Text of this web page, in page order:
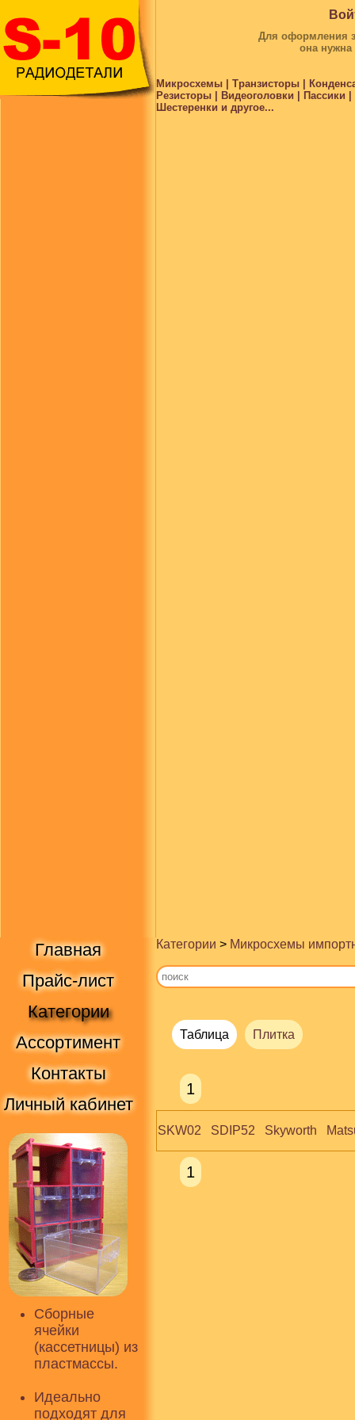
Для оформления
она
Микросхемы | Транзисторы |
Резисторы | Видеоголовки |
Шестеренки и другое...
Главная
Прайс-лист
Категории
Ассортимент
Контакты
Личный кабинет
Сборные
ячейки
(кассетницы) из
пластмассы.
Идеально
подходят для
Категории > Микросхемы
Таблица Плитка
1
SKW02   SDIP52   Skyworth
1